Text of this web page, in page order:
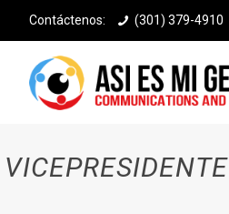
Contáctenos: (301) 379-4910